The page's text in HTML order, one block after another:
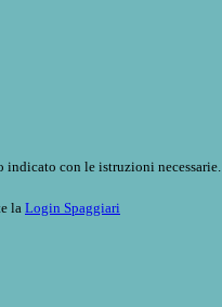
con le istruzioni necessarie.
la Login Spaggiari